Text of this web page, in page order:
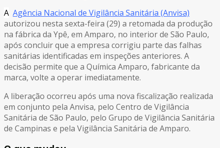
A Agência Nacional de Vigilância Sanitária (Anvisa)
autorizou nesta sexta-feira (29) a retomada da produção
na fábrica da Ypê, em Amparo, no interior de São Paulo,
após concluir que a empresa corrigiu parte das falhas
sanitárias identificadas em inspeções anteriores. A
decisão permite que a Química Amparo, fabricante da
marca, volte a operar imediatamente.
A liberação ocorreu após uma nova fiscalização realizada
em conjunto pela Anvisa, pelo Centro de Vigilância
Sanitária de São Paulo, pelo Grupo de Vigilância Sanitária
de Campinas e pela Vigilância Sanitária de Amparo.